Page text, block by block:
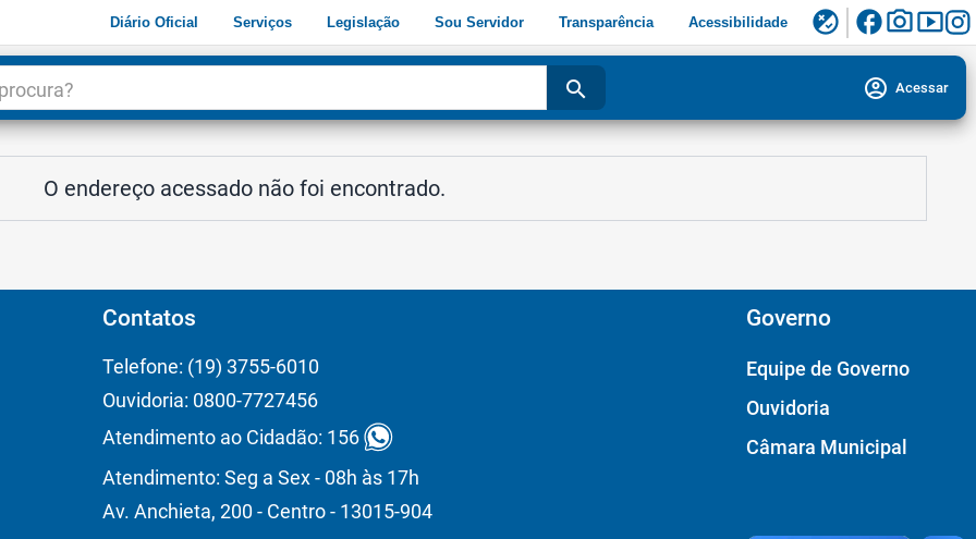
Diário Oficial Serviços Legislação Sou Servidor Transparência Acessibilidade flaky facebookphoto_camerasmart_display
search account_circle Acessar
O endereço acessado não foi encontrado.
Contatos
Telefone: (19) 3755-6010
Ouvidoria: 0800-7727456
Atendimento ao Cidadão: 156
Atendimento: Seg a Sex - 08h às 17h
Av. Anchieta, 200 - Centro - 13015-904
Governo
Equipe de Governo
Ouvidoria
Câmara Municipal